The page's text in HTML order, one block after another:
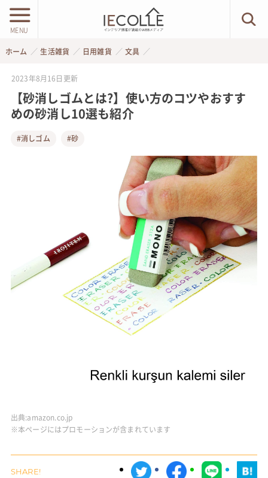
MENU
ホーム 生活雑貨 日用雑貨 文具
2023年8月16日 更新
【砂消しゴムとは?】使い方のコツやおすす
めの砂消し10選も紹介
#消しゴム #砂
出典:amazon.co.jp
※本ページにはプロモーションが含まれています